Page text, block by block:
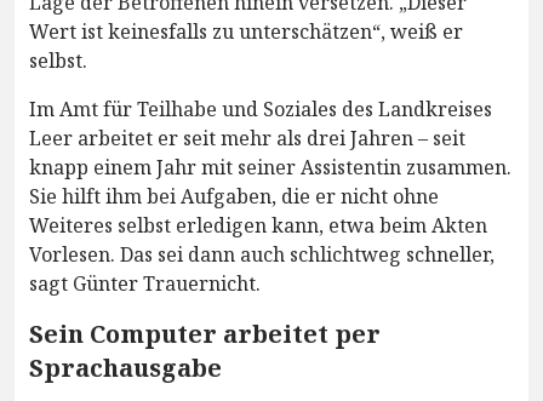
Wert ist keinesfalls zu unterschätzen“, weiß er
selbst.
Im Amt für Teilhabe und Soziales des Landkreises
Leer arbeitet er seit mehr als drei Jahren – seit
knapp einem Jahr mit seiner Assistentin zusammen.
Sie hilft ihm bei Aufgaben, die er nicht ohne
Weiteres selbst erledigen kann, etwa beim Akten
Vorlesen. Das sei dann auch schlichtweg schneller,
sagt Günter Trauernicht.
Sein Computer arbeitet per
Sprachausgabe